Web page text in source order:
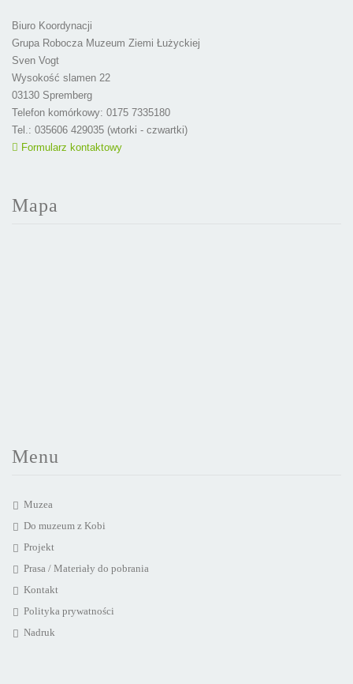
Biuro Koordynacji
Grupa Robocza Muzeum Ziemi Łużyckiej
Sven Vogt
Wysokość slamen 22
03130 Spremberg
Telefon komórkowy: 0175 7335180
Tel.: 035606 429035 (wtorki - czwartki)
Formularz kontaktowy
Mapa
Menu
Muzea
Do muzeum z Kobi
Projekt
Prasa / Materiały do pobrania
Kontakt
Polityka prywatności
Nadruk